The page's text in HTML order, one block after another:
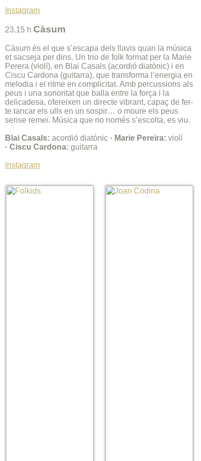
Instagram
23.15 h Càsum
Càsum és el que s’escapa dels llavis quan la música
et sacseja per dins. Un trio de folk format per la Marie
Perera (violí), en Blai Casals (acordió diatònic) i en
Ciscu Cardona (guitarra), que transforma l’energia en
melodia i el ritme en complicitat. Amb percussions als
peus i una sonoritat que balla entre la força i la
delicadesa, ofereixen un directe vibrant, capaç de fer-
te tancar els ulls en un sospir… o moure els peus
sense remei. Música que no només s’escolta, es viu.
Blai Casals: acordió diatònic · Marie Pereira: violí
· Ciscu Cardona: guitarra
Instagram